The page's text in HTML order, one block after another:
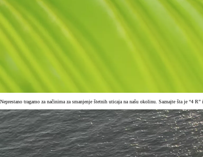
Neprestano tragamo za načinima za smanjenje štetnih uticaja na našu okolinu. Saznajte šta je